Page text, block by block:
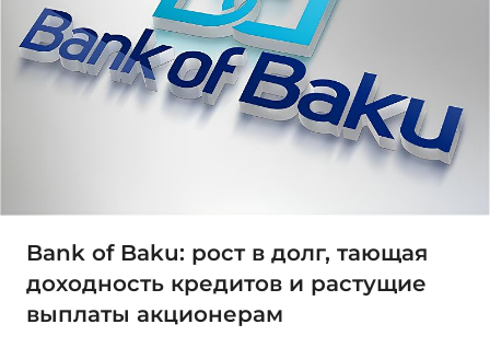
Bank of Baku: рост в долг, тающая
доходность кредитов и растущие
выплаты акционерам